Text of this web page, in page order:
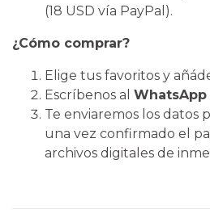
(18 USD vía PayPal).
¿Cómo comprar?
​Elige tus favoritos y
​Escríbenos al WhatsApp
​Te enviaremos los datos
una vez confirmado el
archivos digitales de